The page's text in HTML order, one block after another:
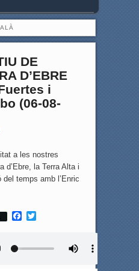
DE
D’EBRE
i
(06-08-
a les nostres
d’Ebre, la Terra Alta i
temps amb l’Enric
F
T